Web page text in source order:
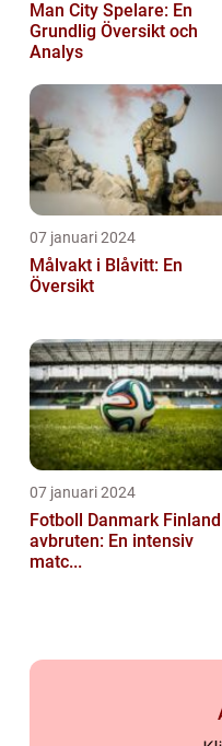
Man City Spelare: En
Grundlig Översikt och
Analys
07 januari 2024
Målvakt i Blåvitt: En
Översikt
07 januari 2024
Fotboll Danmark Finland
avbruten: En intensiv
matc...